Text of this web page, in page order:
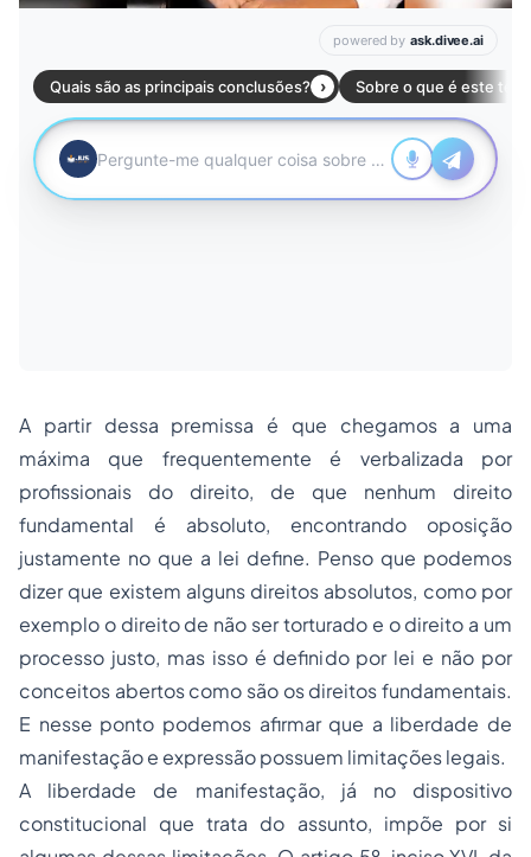
A partir dessa premissa é que chegamos a uma
máxima que frequentemente é verbalizada por
profissionais do direito, de que nenhum direito
fundamental é absoluto, encontrando oposição
justamente no que a lei define. Penso que podemos
dizer que existem alguns direitos absolutos, como por
exemplo o direito de não ser torturado e o direito a um
processo justo, mas isso é definido por lei e não por
conceitos abertos como são os direitos fundamentais.
E nesse ponto podemos afirmar que a liberdade de
manifestação e expressão possuem limitações legais.
A liberdade de manifestação, já no dispositivo
constitucional que trata do assunto, impõe por si